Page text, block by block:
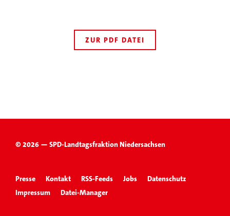
ZUR PDF DATEI
© 2026 — SPD-Landtagsfraktion Niedersachsen
Presse Kontakt RSS-Feeds Jobs
Datenschutz
Impressum
Datei-Manager